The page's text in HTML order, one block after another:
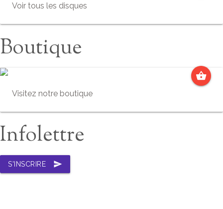
Voir tous les disques
Boutique
shopping_basket
Visitez notre boutique
Infolettre
send
S'INSCRIRE